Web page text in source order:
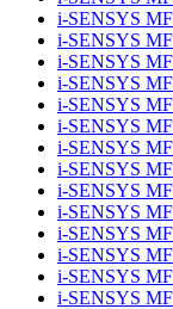
i-SENSYS
i-SENSYS
i-SENSYS
i-SENSYS
i-SENSYS
i-SENSYS
i-SENSYS
i-SENSYS
i-SENSYS
i-SENSYS
i-SENSYS
i-SENSYS
i-SENSYS
i-SENSYS